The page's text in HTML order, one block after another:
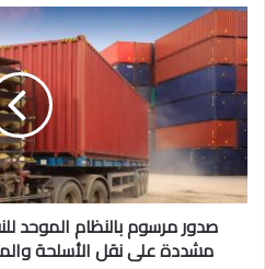
صدور
مرسوم
بالنظام
الموحد
للنقل
البري
الخليجي:
ضوابط
مشددة
صدور مرسوم بالنظام الموحد
مشددة على نقل الأسلحة